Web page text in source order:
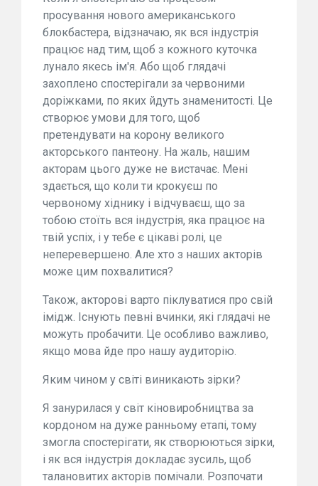
просування нового американського
блокбастера, відзначаю, як вся індустрія
працює над тим, щоб з кожного куточка
лунало якесь ім'я. Або щоб глядачі
захоплено спостерігали за червоними
доріжками, по яких йдуть знаменитості. Це
створює умови для того, щоб
претендувати на корону великого
акторського пантеону. На жаль, нашим
акторам цього дуже не вистачає. Мені
здається, що коли ти крокуєш по
червоному хіднику і відчуваєш, що за
тобою стоїть вся індустрія, яка працює на
твій успіх, і у тебе є цікаві ролі, це
неперевершено. Але хто з наших акторів
може цим похвалитися?
Також, акторові варто піклуватися про свій
імідж. Існують певні вчинки, які глядачі не
можуть пробачити. Це особливо важливо,
якщо мова йде про нашу аудиторію.
Яким чином у світі виникають зірки?
Я занурилася у світ кіновиробництва за
кордоном на дуже ранньому етапі, тому
змогла спостерігати, як створюються зірки,
і як вся індустрія докладає зусиль, щоб
талановитих акторів помічали. Розпочати